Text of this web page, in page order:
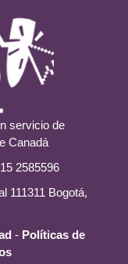
servicio de
Canadá
2585596
111311 Bogotá,
- Políticas de